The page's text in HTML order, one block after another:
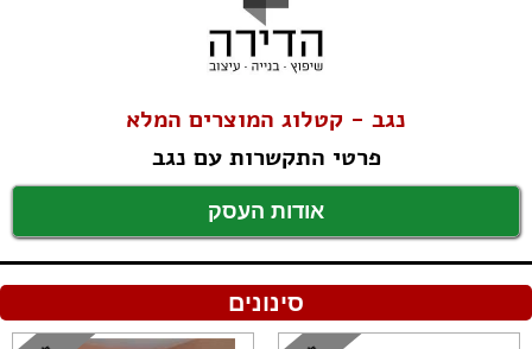
נגב - קטלוג המוצרים המלא
פרטי התקשרות עם נגב
אודות העסק
סינונים